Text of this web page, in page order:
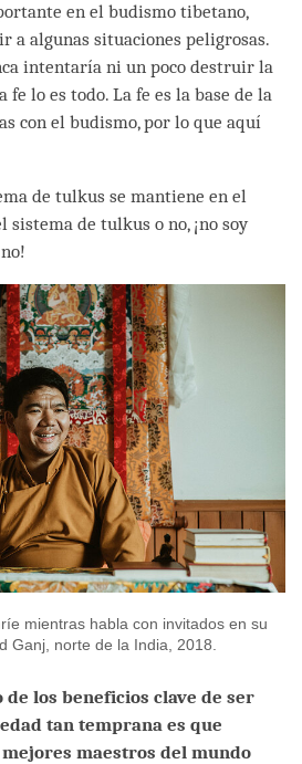
en el budismo tibetano,
a algunas situaciones peligrosas.
intentaría ni un poco destruir la
fe lo es todo. La fe es la base de la
con el budismo, por lo que aquí
de tulkus se mantiene en el
de tulkus o no, ¡no soy
mientras habla con invitados en su
Ganj, norte de la India, 2018.
de los beneficios clave de ser
tan temprana es que
mejores maestros del mundo